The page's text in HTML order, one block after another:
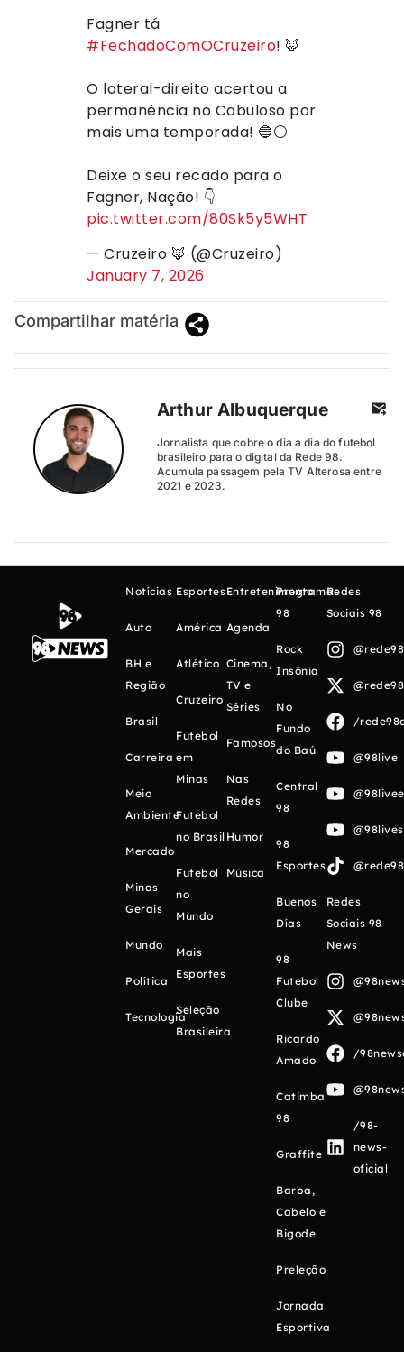
Fagner tá
#FechadoComOCruzeiro! 🦊
O lateral-direito acertou a
permanência no Cabuloso por
mais uma temporada! 🔵⚪
Deixe o seu recado para o
Fagner, Nação! 👇
pic.twitter.com/80Sk5y5WHT
— Cruzeiro 🦊 (@Cruzeiro)
January 7, 2026
Compartilhar matéria
Arthur Albuquerque
Jornalista que cobre o dia a dia do futebol
brasileiro para o digital da Rede 98.
Acumula passagem pela TV Alterosa entre
2021 e 2023.
Notícias
Auto
BH e
Região
Brasil
Carreira
Meio
Ambiente
Mercado
Minas
Gerais
Mundo
Política
Tecnologia
Esportes
América
Atlético
Cruzeiro
Futebol
em
Minas
Futebol
no Brasil
Futebol
no
Mundo
Mais
Esportes
Seleção
Brasileira
Entretenimento
Agenda
Cinema,
TV e
Séries
Famosos
Nas
Redes
Humor
Música
Programas
98
Rock
Insônia
No
Fundo
do Baú
Central
98
98
Esportes
Buenos
Días
98
Futebol
Clube
Ricardo
Amado
Catimba
98
Graffite
Barba,
Cabelo e
Bigode
Preleção
Jornada
Esportiva
Redes
Sociais 98
/
@98live
Redes
Sociais 98
News
/
/98-
news-
oficial